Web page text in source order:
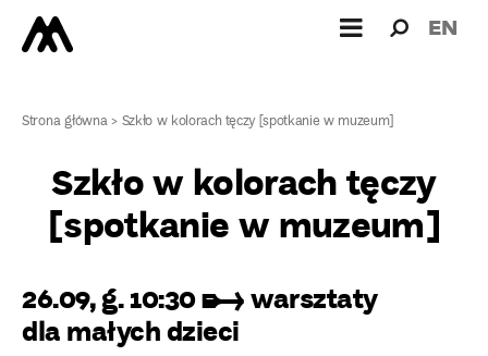
dla: EN
Strona główna>Szkło w kolorach tęczy [spotkanie w muzeum]
Szkło w kolorach tęczy
[spotkanie w muzeum]
26.09, g. 10:30 ➸ warsztaty
dla małych dzieci